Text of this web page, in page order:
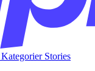
Kategorier Stories